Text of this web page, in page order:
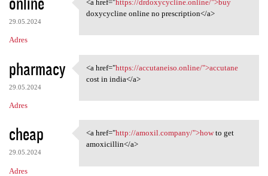
29.05.2024
Adres
<a href="https:/
<a href="https://drdoxycycline.online/">buy
doxycycline online no prescription</a>
pharmacy
29.05.2024
Adres
<a href="https://accutaneiso
<a href="https://accutaneiso.online/">accutane
cost in india</a>
cheap
29.05.2024
Adres
<a href="http://amoxil
<a href="http://amoxil.company/">howto get
amoxicillin</a>